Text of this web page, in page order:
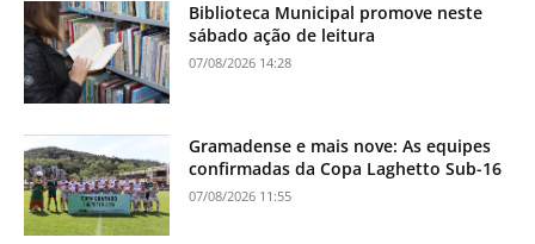
Biblioteca Municipal promove neste
sábado ação de leitura
07/08/2026 14:28
Gramadense e mais nove: As equipes
confirmadas da Copa Laghetto Sub-16
07/08/2026 11:55